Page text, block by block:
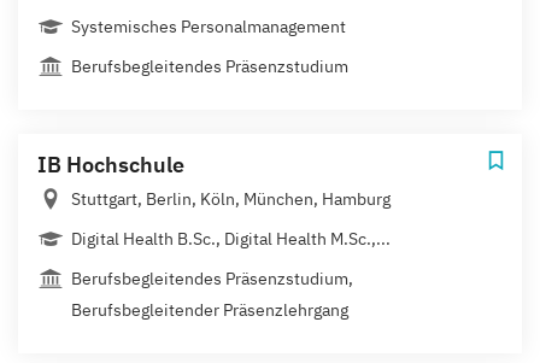
Systemisches Personalmanagement
Berufsbegleitendes Präsenzstudium
IB Hochschule
Stuttgart, Berlin, Köln, München, Hamburg
Digital Health B.Sc., Digital Health M.Sc.,...
Berufsbegleitendes Präsenzstudium,
Berufsbegleitender Präsenzlehrgang